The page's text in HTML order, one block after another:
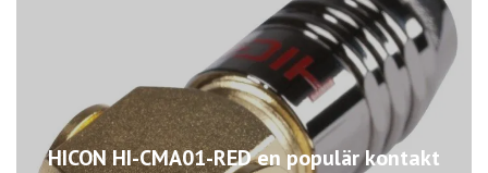
HICON HI-CMA01-RED en populär kontakt